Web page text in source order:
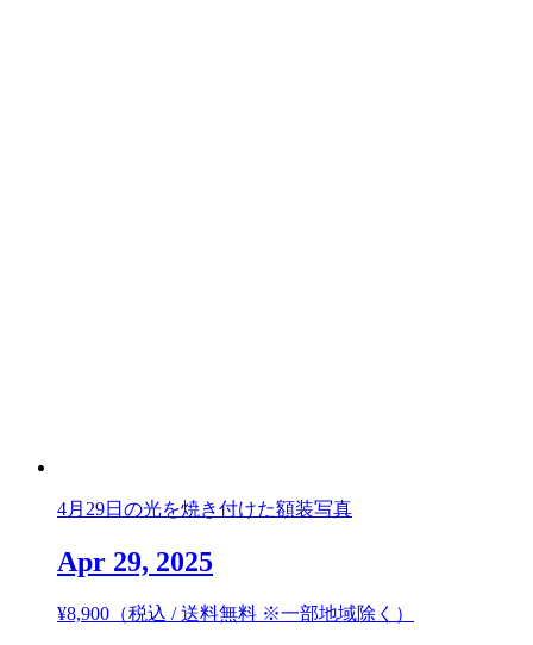
4月29日の光を焼き付けた額装写真
Apr 29, 2025
¥8,900 （税込 / 送料無料 ※一部地域除く）